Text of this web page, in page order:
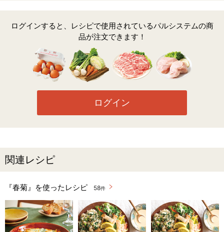
ログインすると、レシピで使用されているパルシステムの商
品が注文できます！
ログイン
関連レシピ
『春菊』を使ったレシピ 58件